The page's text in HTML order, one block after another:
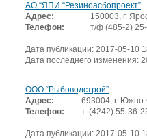
АО “ЯПИ “Резиноасбопроект”
Адрес:
150003, г.
Телефон:
т/ф (485-2)
Дата публикации: 2017-05-10
Дата последнего изменения:
ООО “Рыбоводстрой”
Адрес:
693004, г.
Телефон:
т. (4242) 55-36-
Дата публикации: 2017-05-10